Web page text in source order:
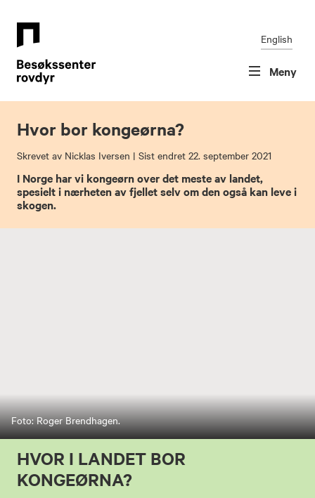
skrift
English
Meny
Hvor bor kongeørna?
Skrevet av Nicklas Iversen | Sist endret 22. september 2021
I Norge har vi kongeørn over det meste av landet,
spesielt i nærheten av fjellet selv om den også kan leve i
skogen.
Foto: Roger Brendhagen.
HVOR I LANDET BOR
KONGEØRNA?